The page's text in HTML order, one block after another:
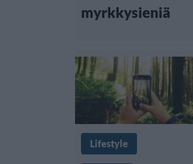
myrkkysieniä
Lifestyle